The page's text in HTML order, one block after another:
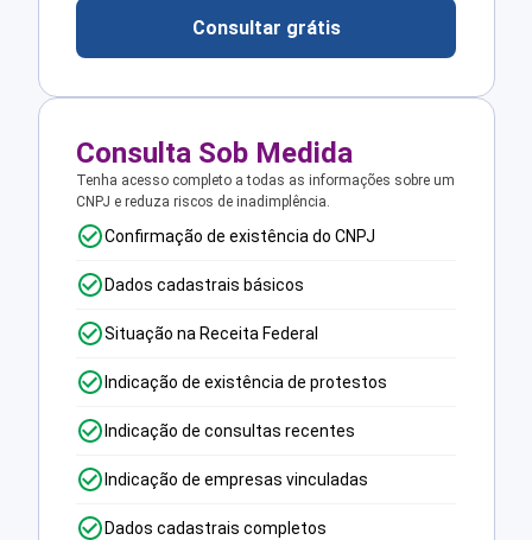
Consultar grátis
Consulta Sob Medida
Tenha acesso completo a todas as informações sobre um
CNPJ e reduza riscos de inadimplência.
Confirmação de existência do CNPJ
Dados cadastrais básicos
Situação na Receita Federal
Indicação de existência de protestos
Indicação de consultas recentes
Indicação de empresas vinculadas
Dados cadastrais completos